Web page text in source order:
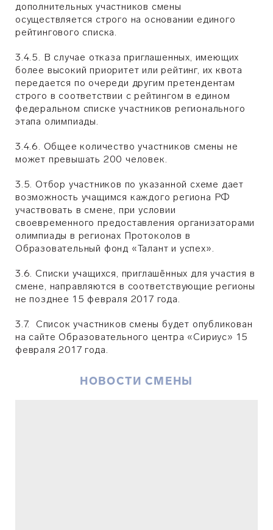
дополнительных участников смены
осуществляется строго на основании единого
рейтингового списка.
3.4.5. В случае отказа приглашенных, имеющих
более высокий приоритет или рейтинг, их квота
передается по очереди другим претендентам
строго в соответствии с рейтингом в едином
федеральном списке участников регионального
этапа олимпиады.
3.4.6. Общее количество участников смены не
может превышать 200 человек.
3.5. Отбор участников по указанной схеме дает
возможность учащимся каждого региона РФ
участвовать в смене, при условии
своевременного предоставления организаторами
олимпиады в регионах Протоколов в
Образовательный фонд «Талант и успех».
3.6. Списки учащихся, приглашённых для участия в
смене, направляются в соответствующие регионы
не позднее 15 февраля 2017 года.
3.7. Список участников смены будет опубликован
на сайте Образовательного центра «Сириус» 15
февраля 2017 года.
НОВОСТИ СМЕНЫ